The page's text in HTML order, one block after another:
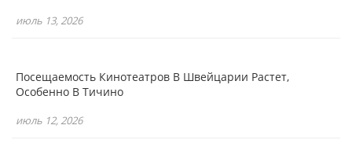
июль 13, 2026
Посещаемость Кинотеатров В Швейцарии Растет,
Особенно В Тичино
июль 12, 2026